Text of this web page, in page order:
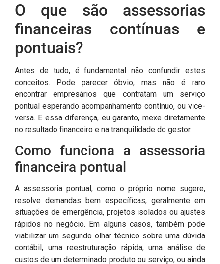
O que são assessorias
financeiras contínuas e
pontuais?
Antes de tudo, é fundamental não confundir estes
conceitos. Pode parecer óbvio, mas não é raro
encontrar empresários que contratam um serviço
pontual esperando acompanhamento contínuo, ou vice-
versa. E essa diferença, eu garanto, mexe diretamente
no resultado financeiro e na tranquilidade do gestor.
Como funciona a assessoria
financeira pontual
A assessoria pontual, como o próprio nome sugere,
resolve demandas bem específicas, geralmente em
situações de emergência, projetos isolados ou ajustes
rápidos no negócio. Em alguns casos, também pode
viabilizar um segundo olhar técnico sobre uma dúvida
contábil, uma reestruturação rápida, uma análise de
custos de um determinado produto ou serviço, ou ainda